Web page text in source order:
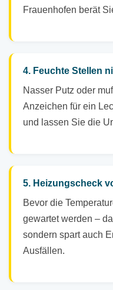
Frauenhofen berät
4. Feuchte Stellen
Nasser Putz oder
Anzeichen für ein
und lassen Sie die
5. Heizungscheck
Bevor die
gewartet werden –
sondern spart auch
Ausfällen.